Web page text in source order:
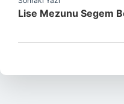
Lise Mezunu Segem